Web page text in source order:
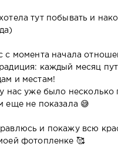
тут побывать и
с момента начала
каждый месяц
и местам!
нас уже было несколько
еще не показала 😅
и покажу всю
фотопленке 🥰